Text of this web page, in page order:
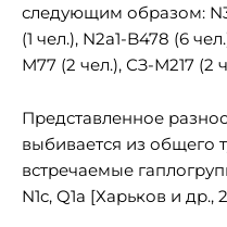
следующим образом:
(1 чел.), N2a1-B478 (6
М77 (2 чел.), СЗ-М217 (2
Представленное
выбивается из общего
встречаемые
N1c, Q1a [Харьков и др.,